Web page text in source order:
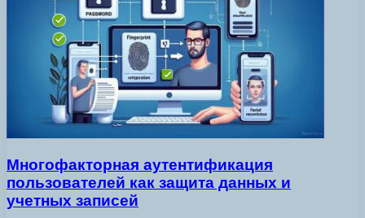
Многофакторная аутентификация
пользователей как защита данных и
учетных записей